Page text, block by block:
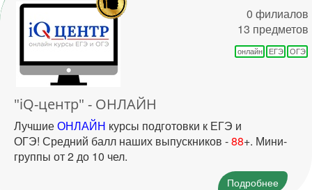
0 филиалов
13 предметов
онлайн ЕГЭ ОГЭ
"iQ-центр" - ОНЛАЙН
ЛучшиеОНЛАЙН курсы подготовки к ЕГЭ и
ОГЭ! Средний балл наших выпускников -88+. Мини-
группы от 2 до 10 чел.
Подробнее